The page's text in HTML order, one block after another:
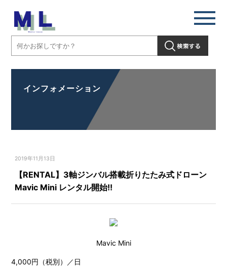
インフォメーション
2019年11月13日
【RENTAL】3軸ジンバル搭載折りたたみ式ドローン
Mavic Mini レンタル開始!!
Mavic Mini
4,000円（税別）／日